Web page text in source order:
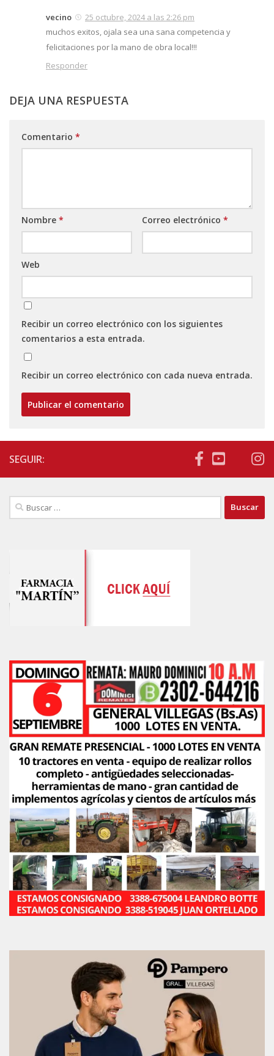
vecino
25 octubre, 2024 a las 2:26 pm
muchos exitos, ojala sea una sana competencia y
felicitaciones por la mano de obra local!!!
Responder
DEJA UNA RESPUESTA
Comentario *
Nombre * Correo electrónico *
Web
Recibir un correo electrónico con los siguientes
comentarios a esta entrada.
Recibir un correo electrónico con cada nueva entrada.
SEGUIR:
Buscar: